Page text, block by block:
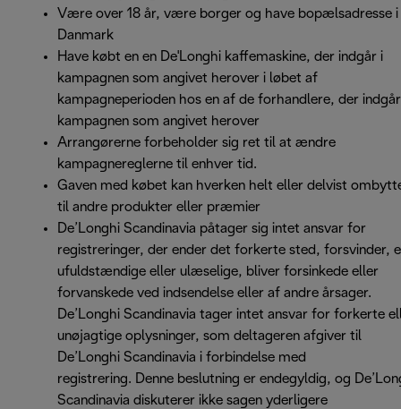
Være over 18 år, være borger og have bopælsadresse i
Danmark
Have købt en en De'Longhi kaffemaskine, der indgår i
kampagnen som angivet herover i løbet af
kampagneperioden hos en af de forhandlere, der
kampagnen som angivet herover
Arrangørerne forbeholder sig ret til at ændre
kampagnereglerne til enhver tid.
Gaven med købet kan hverken helt eller delvist
til andre produkter eller præmier
De’Longhi Scandinavia påtager sig intet ansvar for
registreringer, der ender det forkerte sted, forsvinder,
ufuldstændige eller ulæselige, bliver forsinkede eller
forvanskede ved indsendelse eller af andre årsager.
De’Longhi Scandinavia tager intet ansvar for forkerte
unøjagtige oplysninger, som deltageren afgiver til
De’Longhi Scandinavia i forbindelse med
registrering. Denne beslutning er endegyldig, og
Scandinavia diskuterer ikke sagen yderligere